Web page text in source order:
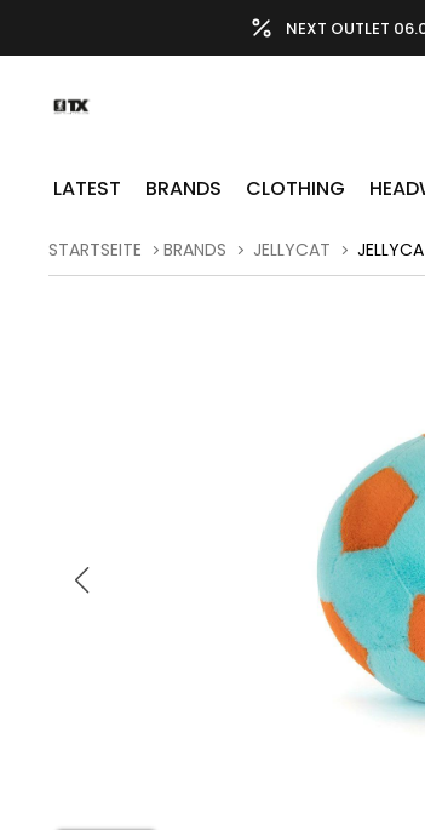
NEXT OUTLET
LATEST BRANDS CLOTHING
STARTSEITE BRANDS JELLYCAT